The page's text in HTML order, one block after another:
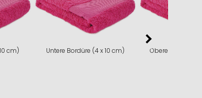
cm) Untere Bordüre (4 x 10 cm) Obere Bordüre